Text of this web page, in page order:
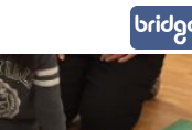
テ
ン
ツ
ゲ
ー
シ